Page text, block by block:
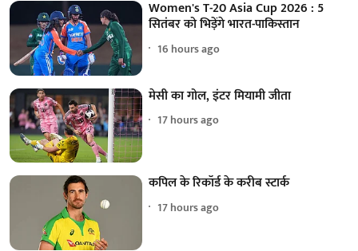
Women's T-20 Asia Cup 2026 : 5
सितंबर को भिड़ेंगे भारत-पाकिस्तान
16 hours ago
मेसी का गोल, इंटर मियामी जीता
17 hours ago
कपिल के रिकॉर्ड के करीब स्टार्क
17 hours ago